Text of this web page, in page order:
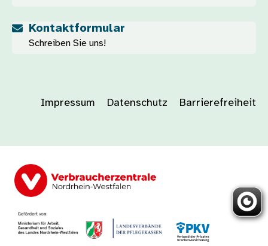
Kontaktformular
Schreiben Sie uns!
Impressum Datenschutz Barrierefreiheit